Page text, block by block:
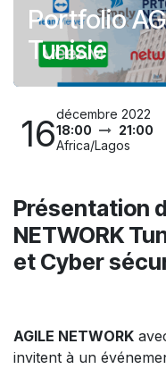
Portfolio
Tunisie
16décembre 2022
18:00
21:00
Africa/Lagos
Présentation
NETWORK
et Cyber
AGILE NETWORK
invitent à un